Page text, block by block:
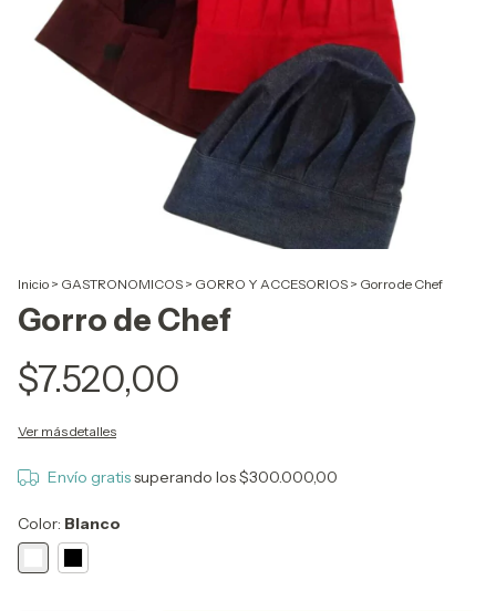
Inicio > GASTRONOMICOS > GORRO Y ACCESORIOS > Gorro de Chef
Gorro de Chef
$7.520,00
Ver más detalles
Envío gratissuperando los$300.000,00
Color: Blanco